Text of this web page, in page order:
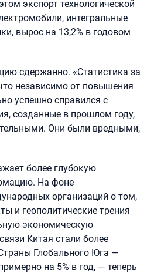
экспорт технологической
интегральные
вырос на 13,2% в годовом
сдержанно. «Статистика за
независимо от повышения
успешно справился с
созданные в прошлом году,
Они были вредными,
более глубокую
На фоне
организаций о том,
и геополитические трения
экономическую
Китая стали более
Глобального Юга —
на 5% в год, — теперь